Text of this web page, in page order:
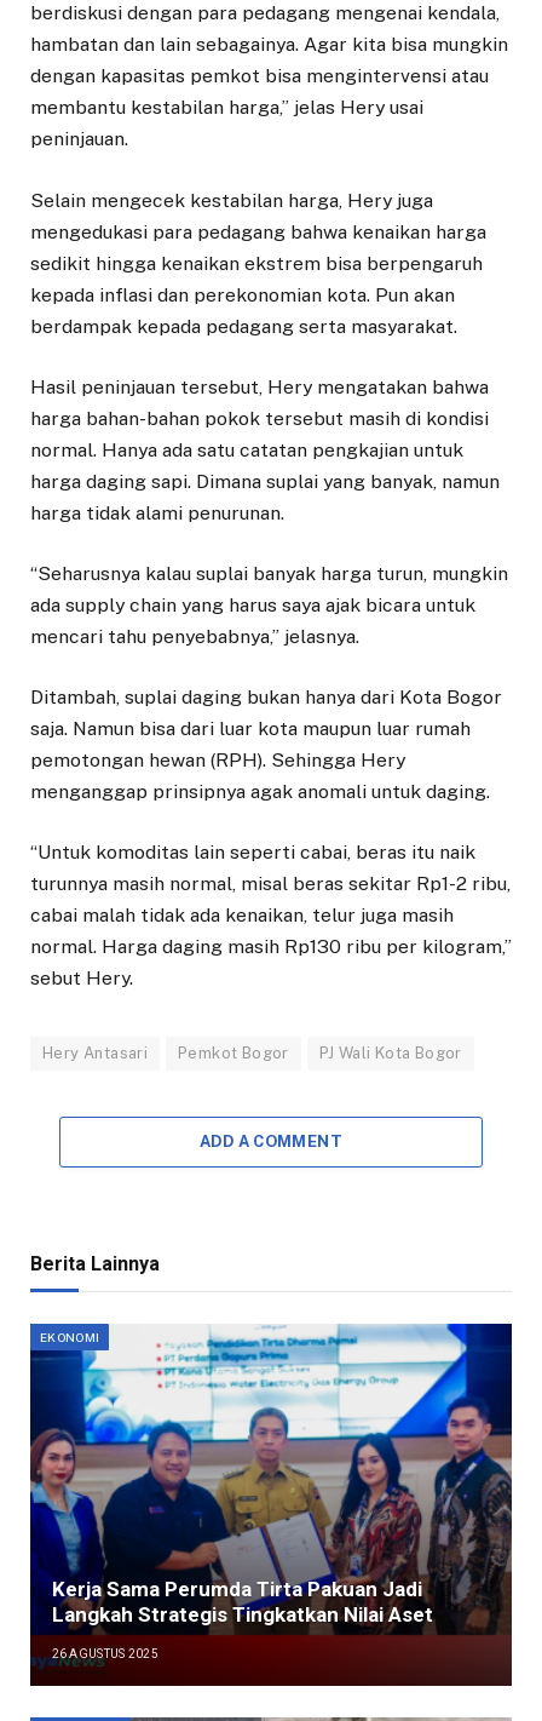
berdiskusi dengan para pedagang mengenai kendala,
hambatan dan lain sebagainya. Agar kita bisa mungkin
dengan kapasitas pemkot bisa mengintervensi atau
membantu kestabilan harga,” jelas Hery usai
peninjauan.
Selain mengecek kestabilan harga, Hery juga
mengedukasi para pedagang bahwa kenaikan harga
sedikit hingga kenaikan ekstrem bisa berpengaruh
kepada inflasi dan perekonomian kota. Pun akan
berdampak kepada pedagang serta masyarakat.
Hasil peninjauan tersebut, Hery mengatakan bahwa
harga bahan-bahan pokok tersebut masih di kondisi
normal. Hanya ada satu catatan pengkajian untuk
harga daging sapi. Dimana suplai yang banyak, namun
harga tidak alami penurunan.
“Seharusnya kalau suplai banyak harga turun, mungkin
ada supply chain yang harus saya ajak bicara untuk
mencari tahu penyebabnya,” jelasnya.
Ditambah, suplai daging bukan hanya dari Kota Bogor
saja. Namun bisa dari luar kota maupun luar rumah
pemotongan hewan (RPH). Sehingga Hery
menganggap prinsipnya agak anomali untuk daging.
“Untuk komoditas lain seperti cabai, beras itu naik
turunnya masih normal, misal beras sekitar Rp1-2 ribu,
cabai malah tidak ada kenaikan, telur juga masih
normal. Harga daging masih Rp130 ribu per kilogram,”
sebut Hery.
Hery Antasari Pemkot Bogor PJ Wali Kota Bogor
ADD A COMMENT
Berita Lainnya
EKONOMI
Kerja Sama Perumda Tirta Pakuan Jadi
Langkah Strategis Tingkatkan Nilai Aset
26 AGUSTUS 2025